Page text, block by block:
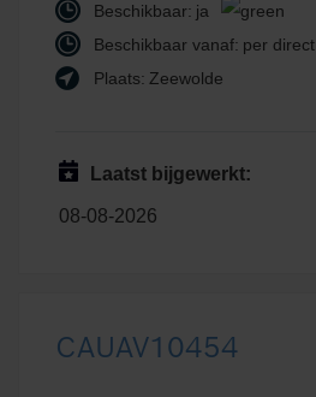
Beschikbaar: ja
Beschikbaar vanaf: per direct
Plaats: Zeewolde
Laatst bijgewerkt:
08-08-2026
CAUAV10454